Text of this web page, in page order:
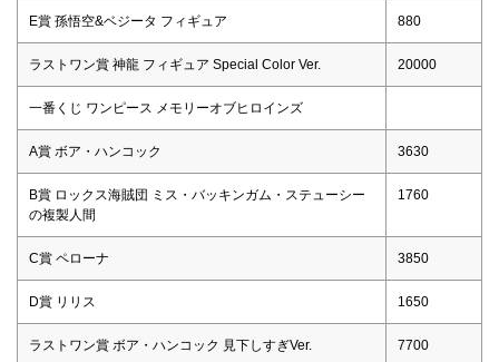
E賞 孫悟空&ベジータ フィギュア 880
ラストワン賞 神龍 フィギュア Special Color Ver. 20000
一番くじ ワンピース メモリーオブヒロインズ
A賞 ボア・ハンコック 3630
B賞 ロックス海賊団 ミス・バッキンガム・ステューシー
の複製人間
1760
C賞 ペローナ 3850
D賞 リリス 1650
ラストワン賞 ボア・ハンコック 見下しすぎVer. 7700